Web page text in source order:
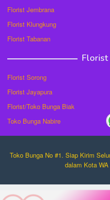
Florist Jembrana
Florist Klungkung
Florist Tabanan
Florist
Florist Sorong
Florist Jayapura
Florist/Toko Bunga Biak
Toko Bunga Nabire
Toko Bunga No #1. Siap Kirim
dalam Kota